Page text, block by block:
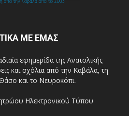
ΜΕ ΕΜΑΣ
εφημερίδα της Ανατολικής
και σχόλια από την Καβάλα, τη
και το Νευροκόπι.